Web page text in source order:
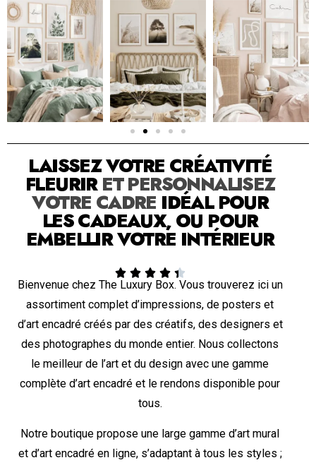
SOLUTION PAR THE LUXURY BOX & CO
LAISSEZ VOTRE CRÉATIVITÉ
FLEURIRET PERSONNALISEZ
VOTRE CADRE IDÉAL POUR
LES CADEAUX, OU POUR
EMBELLIR VOTRE INTÉRIEUR
    
Bienvenue chez The Luxury Box. Vous trouverez ici un
assortiment complet d’impressions, de posters et
d’art encadré créés par des créatifs, des designers et
des photographes du monde entier. Nous collectons
le meilleur de l’art et du design avec une gamme
complète d’art encadré et le rendons disponible pour
tous.
Notre boutique propose une large gamme d’art mural
et d’art encadré en ligne, s’adaptant à tous les styles ;